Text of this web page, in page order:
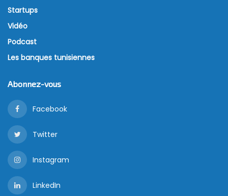
Startups
Vidéo
Podcast
Les banques tunisiennes
Abonnez-vous
Facebook
Twitter
Instagram
LinkedIn